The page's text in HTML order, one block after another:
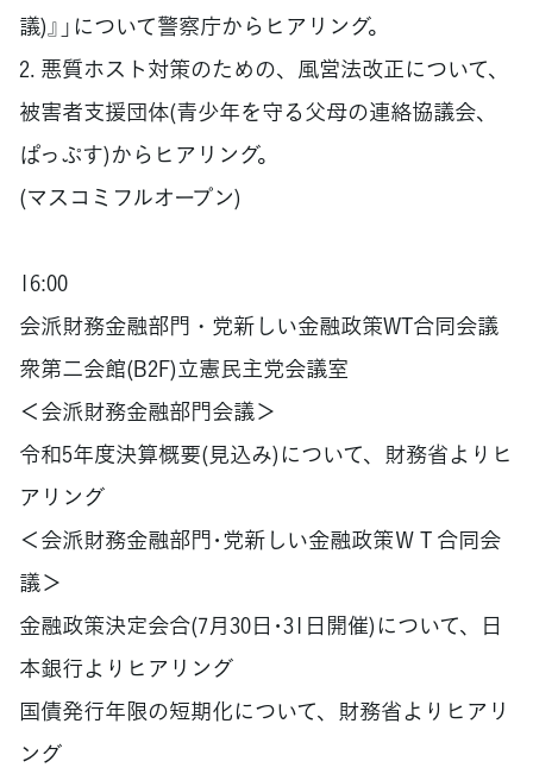
議)』」について警察庁からヒアリング。
2. 悪質ホスト対策のための、風営法改正について、
被害者支援団体(青少年を守る父母の連絡協議会、
ぱっぷす)からヒアリング。
(マスコミフルオープン)
16:00
会派財務金融部門・党新しい金融政策WT合同会議
衆第二会館(B2F)立憲民主党会議室
＜会派財務金融部門会議＞
令和5年度決算概要(見込み)について、財務省よりヒ
アリング
＜会派財務金融部門･党新しい金融政策ＷＴ合同会
議＞
金融政策決定会合(7月30日･31日開催)について、日
本銀行よりヒアリング
国債発行年限の短期化について、財務省よりヒアリ
ング